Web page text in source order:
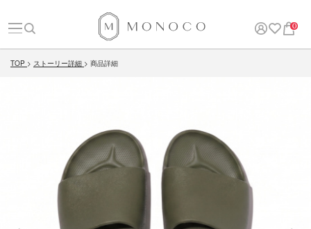
0
TOP ストーリー詳細 商品詳細